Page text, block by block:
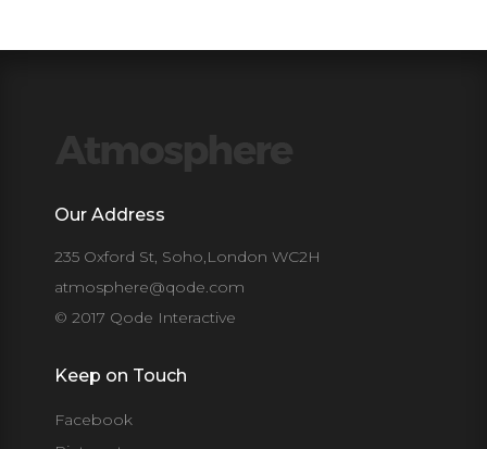
Our Address
235 Oxford St, Soho,London WC2H
atmosphere@qode.com
© 2017 Qode Interactive
Keep on Touch
Facebook